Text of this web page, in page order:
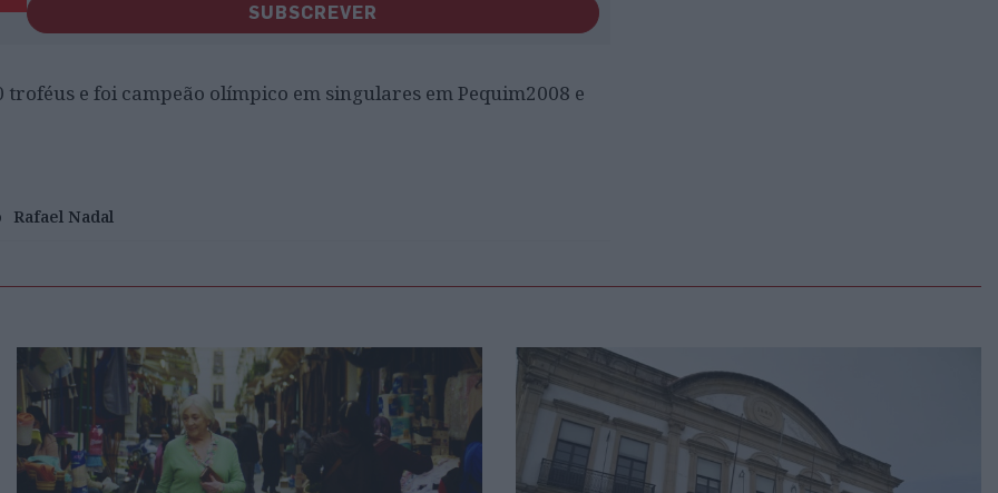
SUBSCREVER
e foi campeão olímpico em singulares em Pequim2008 e
Rafael Nadal